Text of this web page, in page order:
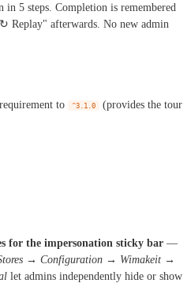
5 steps. Completion is remembered
Replay" afterwards. No new admin
requirement to ^3.1.0
(provides the tour
for the impersonation sticky bar —
→ Configuration → Wimakeit →
let admins independently hide or show